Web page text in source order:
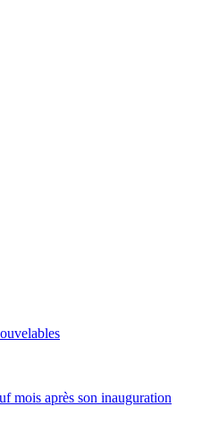
mois après son inauguration